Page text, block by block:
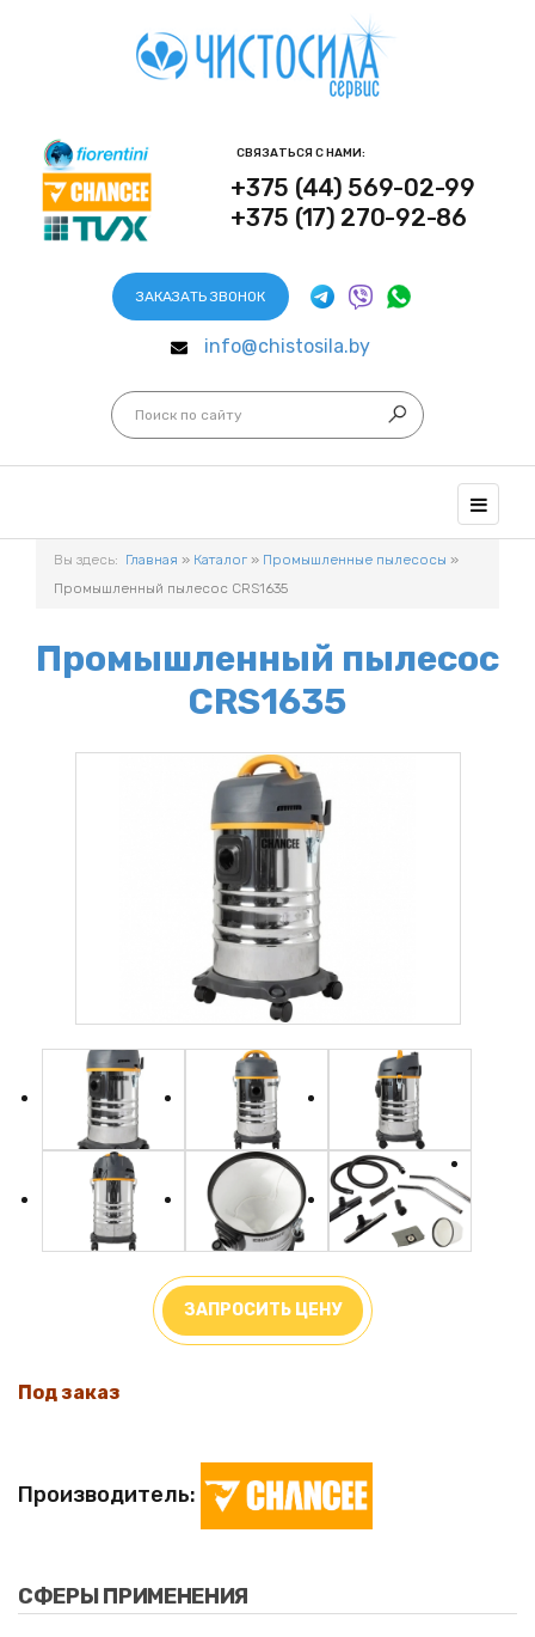
СВЯЗАТЬСЯ С НАМИ:
+375 (44) 569-02-99
+375 (17) 270-92-86
ЗАКАЗАТЬ ЗВОНОК
info@chistosila.by
Вы здесь: Главная » Каталог » Промышленные пылесосы »
Промышленный пылесос CRS1635
Промышленный пылесос
CRS1635
ЗАПРОСИТЬ ЦЕНУ
Под заказ
Производитель:
СФЕРЫ ПРИМЕНЕНИЯ